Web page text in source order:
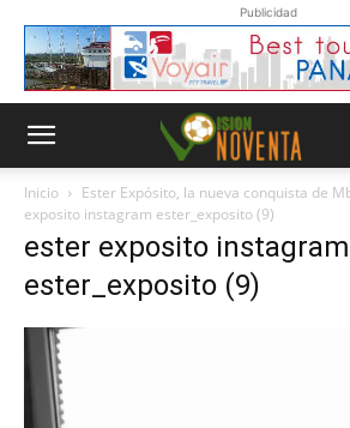
Publicidad
Inicio Ester Expósito, la nueva conquista de
exposito instagram ester_exposito (9)
ester exposito instagram
ester_exposito (9)